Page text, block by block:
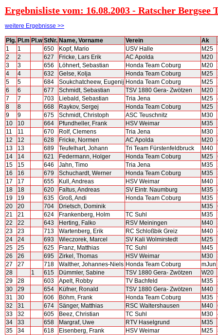
Ergebnisliste vom: 16.08.2003 - Ratscher
weitere Ergebnisse >>
Plg. Pl.m Pl.w StNr. Name, Vorname Verein Ak
1
1 650 Kopf, Mario USV Halle M25
2
2 627 Fricke, Lars Erik AC Apolda M20
3
3 656 Löhnert, Sebastian Honda Team Coburg M20
4
4 632 Gelse, Kolja Honda Team Coburg M25
5
5 684 Soukchatcheew, Eugenij Honda Team Coburg M25
6
6 677 Schmidt, Sebastian TSV 1880 Gera- Zwötzen M20
7
7 703 Liebald, Sebastian Tria Jena M25
8
8 668 Raykov, Sergej Honda Team Coburg M25
9
9 675 Schmidt, Christoph ASC Teuschnitz M30
10
10 664 Pfundheller, Frank HSV Weimar M35
11
11 670 Rolf, Clemens Tria Jena M30
12
12 628 Fricke, Normen AC Apolda M20
13
13 689 Teufelhart, Johann Tri Team Fürstenfeldbruck M40
14
14 621 Federmann, Holger Honda Team Coburg M25
15
15 646 Jahn, Timo Tria Jena M35
16
16 679 Schuchardt, Werner Honda Team Coburg M35
17
17 655 Kull, Andreas HSV Weimar M40
18
18 620 Faltus, Andreas SV Eintr. Naumburg M35
19
19 635 Groß, Andi Honda Team Coburg M35
20
20 704 Drietsch, Dominik M35
21
21 624 Frankenberg, Holm TC Suhl M35
22
22 643 Herting, Falko RSV Meiningen M40
23
23 713 Wartenberg, Erik RC Schloßbik Greiz M40
24
24 693 Wieczorek, Marcel SV Kali Wolmirstedt M25
25
25 625 Franz, Matthias TC Suhl M45
26
26 695 Zirkel, Thomas HSV Weimar M30
27
27 718 Walther, Johannes-Niels Honda Team Coburg mJun
28
1 615 Dümmler, Sabine TSV 1880 Gera- Zwötzen
W20
29
28 603 Apelt, Robby TV Bachfeld M35
30
29 654 Küfner, Ronald TSV 1880 Gera- Zwötzen M40
31
30 606 Böhm, Frank Honda Team Coburg M35
32
31 674 Sänger, Matthias RSC Waltershausen M40
33
32 605 Beez, Christian TC Suhl M30
34
33 658 Margraf, Uwe RTV Haselgrund M35
35
34 618 Eisenberg, Frank HSV Weimar M25